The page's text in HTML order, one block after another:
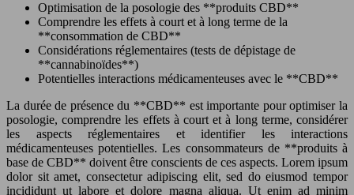
Optimisation de la posologie des **produits CBD**
Comprendre les effets à court et à long terme de la
**consommation de CBD**
Considérations réglementaires (tests de dépistage de
**cannabinoïdes**)
Potentielles interactions médicamenteuses avec le **CBD**
La durée de présence du **CBD** est importante pour optimiser la
posologie, comprendre les effets à court et à long terme, considérer
les aspects réglementaires et identifier les interactions
médicamenteuses potentielles. Les consommateurs de **produits à
base de CBD** doivent être conscients de ces aspects. Lorem ipsum
dolor sit amet, consectetur adipiscing elit, sed do eiusmod tempor
incididunt ut labore et dolore magna aliqua. Ut enim ad minim